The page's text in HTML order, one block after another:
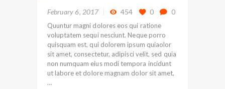
February 6, 2017 454 0 0
Quuntur magni dolores eos qui ratione
voluptatem sequi nesciunt. Neque porro
quisquam est, qui dolorem ipsum quiaolor
sit amet, consectetur, adipisci velit, sed quia
non numquam eius modi tempora incidunt
ut labore et dolore magnam dolor sit amet,
…